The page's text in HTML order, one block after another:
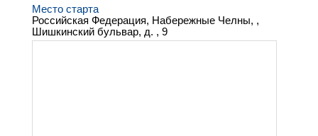
Место старта
Российская Федерация, Набережные Челны, ,
Шишкинский бульвар, д. , 9